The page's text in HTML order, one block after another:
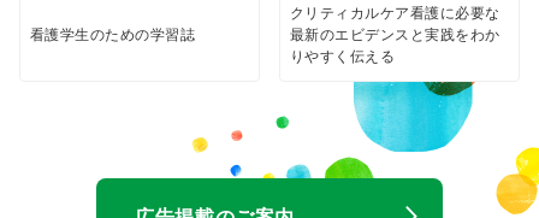
看護学生のための学習誌
クリティカルケア看護に必要な
最新のエビデンスと実践をわか
りやすく伝える